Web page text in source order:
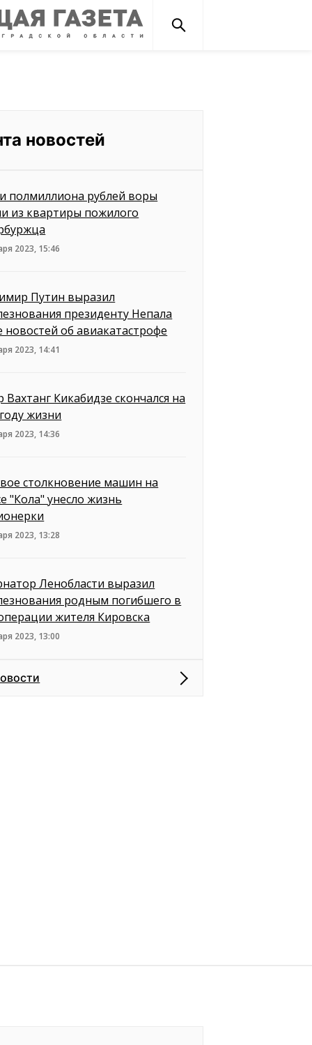
новостей
полмиллиона рублей воры
из квартиры пожилого
2023, 15:46
Путин выразил
президенту Непала
новостей об авиакатастрофе
2023, 14:41
Вахтанг Кикабидзе скончался на
жизни
2023, 14:36
столкновение машин на
"Кола" унесло жизнь
2023, 13:28
Ленобласти выразил
родным погибшего в
жителя Кировска
2023, 13:00